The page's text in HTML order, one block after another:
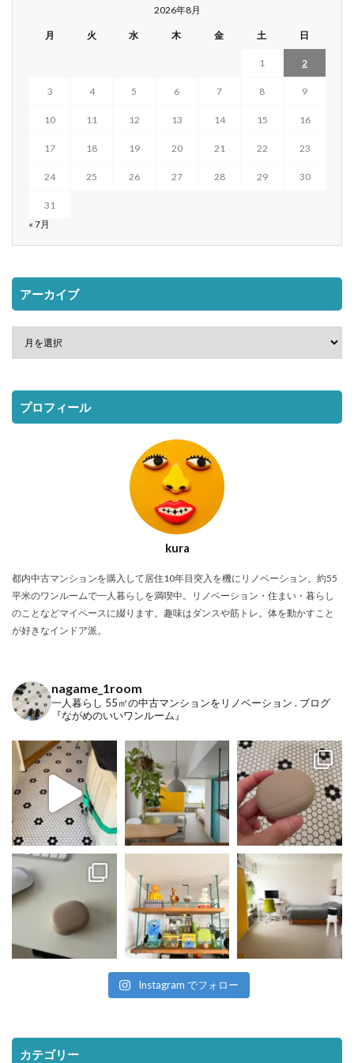
2026年8月
月 火 水 木 金 土 日
1 2
3 4 5 6 7 8 9
10 11 12 13 14 15 16
17 18 19 20 21 22 23
24 25 26 27 28 29 30
31
« 7月
アーカイブ
プロフィール
kura
都内中古マンションを購入して居住10年目突入を機にリノベーション。約55
平米のワンルームで一人暮らしを満喫中。リノベーション・住まい・暮らし
のことなどマイペースに綴ります。趣味はダンスや筋トレ。体を動かすこと
が好きなインドア派。
nagame_1room
一人暮らし 55㎡の中古マンションをリノベーション . ブログ
『ながめのいいワンルーム』
Instagram でフォロー
カテゴリー